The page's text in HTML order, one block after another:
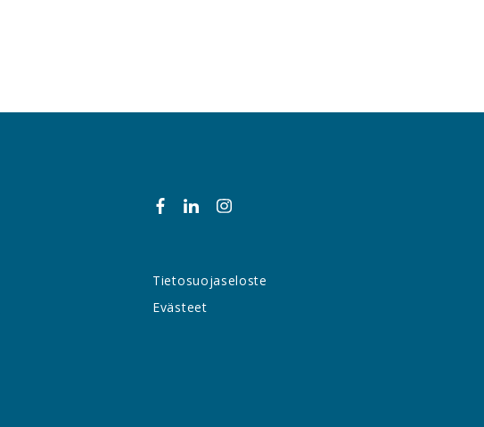
Tietosuojaseloste
Evästeet